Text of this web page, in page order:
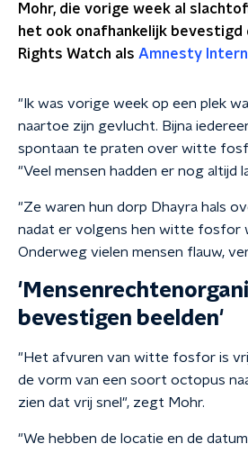
Mohr, die vorige week al
het ook onafhankelijk bevestigd
Rights Watch als Amnesty
"Ik was vorige week op een plek
naartoe zijn gevlucht. Bijna
spontaan te praten over witte
"Veel mensen hadden er nog altijd
"Ze waren hun dorp Dhayra hals
nadat er volgens hen witte fosfor
Onderweg vielen mensen flauw,
bevestigen beelden'
"Het afvuren van witte fosfor is
de vorm van een soort octopus
zien dat vrij snel", zegt Mohr.
"We hebben de locatie en de